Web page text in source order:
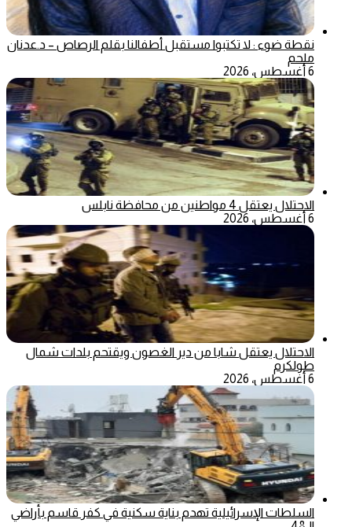
نقطة ضوء : لا تكتبوا مستقبل أطفالنا بقلم الرصاص – د.عدنان
ملحم
6 أغسطس، 2026
الاحتلال يعتقل 4 مواطنين من محافظة نابلس
6 أغسطس، 2026
الاحتلال يعتقل شابا من دير الغصون ويقتحم بلدات شمال
طولكرم
6 أغسطس، 2026
السلطات الإسرائيلية تهدم بناية سكنية في كفر قاسم بأراضي